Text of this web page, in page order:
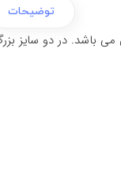
توضیحات
باشد. در دو سایز